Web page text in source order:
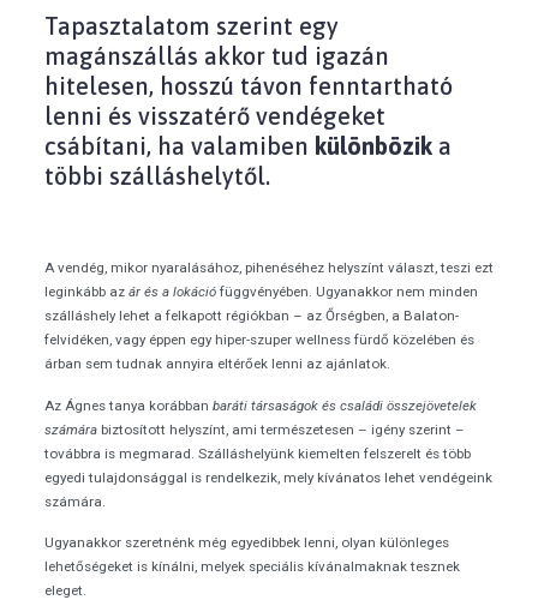
Tapasztalatom szerint egy
magánszállás akkor tud igazán
hitelesen, hosszú távon fenntartható
lenni és visszatérő vendégeket
csábítani, ha valamiben különbözik a
többi szálláshelytől.
A vendég, mikor nyaralásához, pihenéséhez helyszínt választ, teszi ezt
leginkább az ár és a lokációfüggvényében. Ugyanakkor nem minden
szálláshely lehet a felkapott régiókban – az Őrségben, a Balaton-
felvidéken, vagy éppen egy hiper-szuper wellness fürdő közelében és
árban sem tudnak annyira eltérőek lenni az ajánlatok.
Az Ágnes tanya korábban baráti társaságok és családi összejövetelek
számárabiztosított helyszínt, ami természetesen – igény szerint –
továbbra is megmarad. Szálláshelyünk kiemelten felszerelt és több
egyedi tulajdonsággal is rendelkezik, mely kívánatos lehet vendégeink
számára.
Ugyanakkor szeretnénk még egyedibbek lenni, olyan különleges
lehetőségeket is kínálni, melyek speciális kívánalmaknak tesznek
eleget.